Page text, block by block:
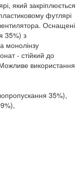
який закріплюється
футлярі
Оснащені
35%) з
монолінзу
- стійкий до
використання
35%),